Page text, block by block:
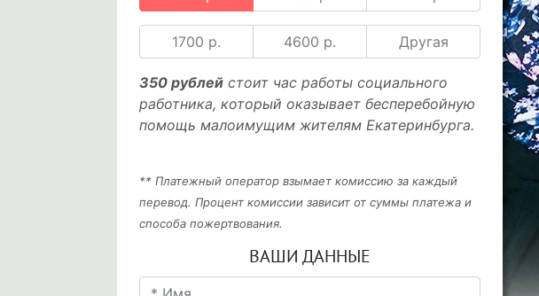
1700 р. 4600 р. Другая
350 рублей стоит час работы социального
работника, который оказывает бесперебойную
помощь малоимущим жителям Екатеринбурга.
** Платежный оператор взымает комиссию за каждый
перевод. Процент комиссии зависит от суммы платежа и
способа пожертвования.
ВАШИ ДАННЫЕ